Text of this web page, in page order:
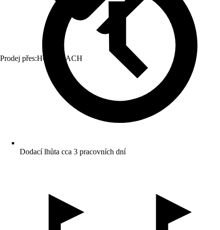
Prodej přes:HORNBACH
Dodací lhůta cca 3 pracovních dní